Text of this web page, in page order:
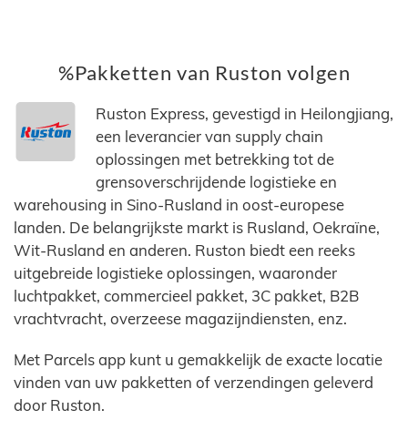
%Pakketten van Ruston volgen
Ruston Express, gevestigd in Heilongjiang,
een leverancier van supply chain
oplossingen met betrekking tot de
grensoverschrijdende logistieke en
warehousing in Sino-Rusland in oost-europese
landen. De belangrijkste markt is Rusland, Oekraïne,
Wit-Rusland en anderen. Ruston biedt een reeks
uitgebreide logistieke oplossingen, waaronder
luchtpakket, commercieel pakket, 3C pakket, B2B
vrachtvracht, overzeese magazijndiensten, enz.
Met Parcels app kunt u gemakkelijk de exacte locatie
vinden van uw pakketten of verzendingen geleverd
door Ruston.